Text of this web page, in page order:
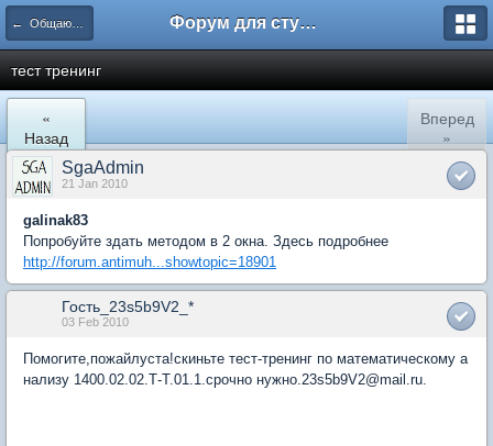
← Общаются экономисты Форум для студента СГА
тест тренинг
«
Назад
Вперед
»
SgaAdmin
21 Jan 2010
galinak83
Попробуйте здать методом в 2 окна. Здесь подробнее
http://forum.antimuh...showtopic=18901
Гость_23s5b9V2_*
03 Feb 2010
Помогите,пожайлуста!скиньте тест-тренинг по математическому а
нализу 1400.02.02.Т-Т.01.1.срочно нужно.23s5b9V2@mail.ru.